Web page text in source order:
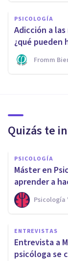
PSICOLOGÍA
Adicción a
¿qué pueden
Fromm
Quizás te
PSICOLOGÍA
Máster en
aprender a
Psicología
ENTREVISTAS
Entrevista a
psicóloga se